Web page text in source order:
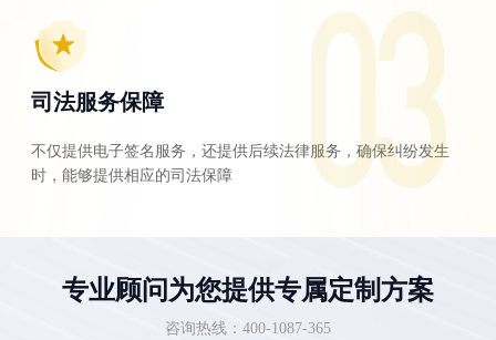
司法服务保障
不仅提供电子签名服务，还提供后续法律服务，确保纠纷发生
时，能够提供相应的司法保障
专业顾问为您提供专属定制方案
咨询热线：400-1087-365